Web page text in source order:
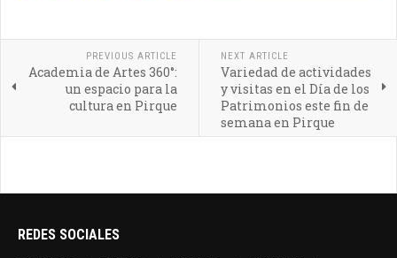
PREVIOUS ARTICLE
Academia de Artes 360°:
un espacio para la
cultura en Pirque
NEXT ARTICLE
Variedad de actividades
y visitas en el Día de los
Patrimonios este fin de
semana en Pirque
REDES SOCIALES